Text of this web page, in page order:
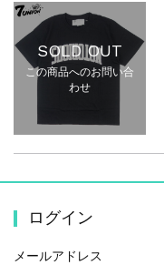
SOLD OUT
この商品へのお問い合
わせ
ログイン
メールアドレス